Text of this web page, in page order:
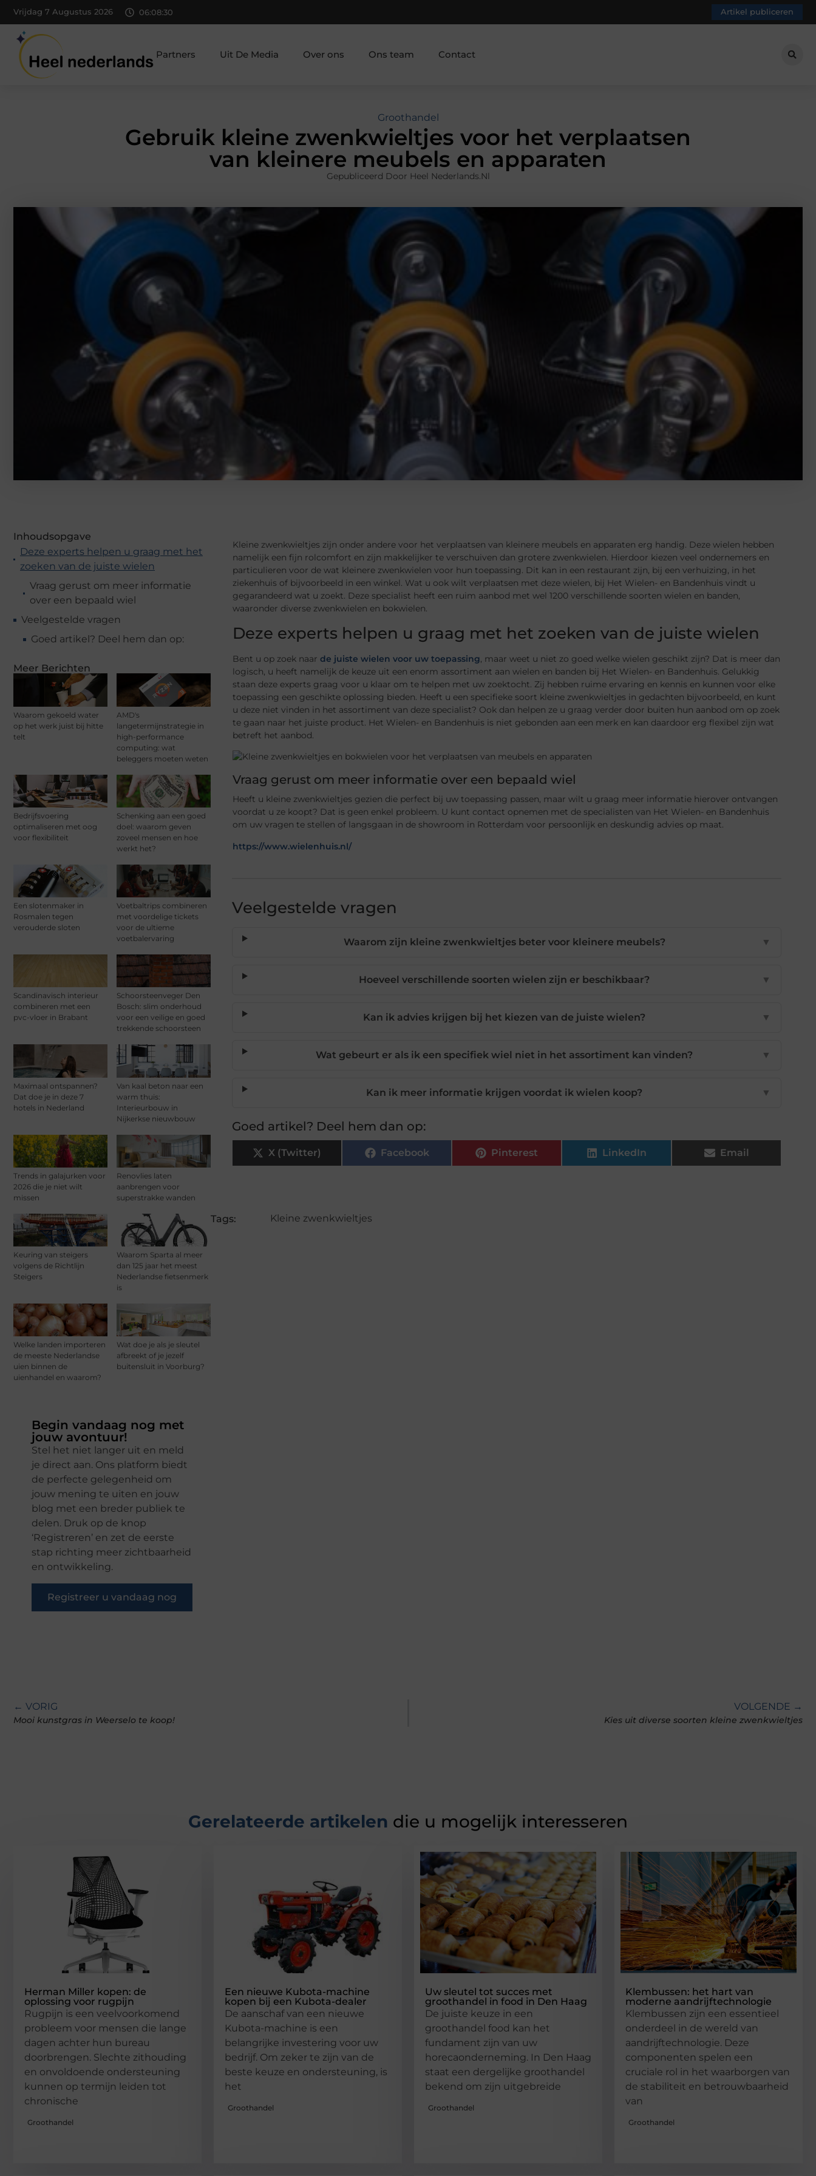
Vrijdag 7 Augustus 2026 06:08:31 Artikel publiceren
Partners Uit De Media Over ons Ons team Contact
Groothandel
Gebruik kleine zwenkwieltjes voor het verplaatsen
van kleinere meubels en apparaten
Gepubliceerd Door Heel Nederlands.nl
Inhoudsopgave
Deze experts helpen u graag met het
zoeken van de juiste wielen
Vraag gerust om meer informatie
over een bepaald wiel
Veelgestelde vragen
Goed artikel? Deel hem dan op:
Meer Berichten
Waarom gekoeld water
op het werk juist bij hitte
telt
AMD's
langetermijnstrategie in
high-performance
computing: wat
beleggers moeten weten
Bedrijfsvoering
optimaliseren met oog
voor flexibiliteit
Schenking aan een goed
doel: waarom geven
zoveel mensen en hoe
werkt het?
Een slotenmaker in
Rosmalen tegen
verouderde sloten
Voetbaltrips combineren
met voordelige tickets
voor de ultieme
voetbalervaring
Scandinavisch interieur
combineren met een
pvc-vloer in Brabant
Schoorsteenveger Den
Bosch: slim onderhoud
voor een veilige en goed
trekkende schoorsteen
Maximaal ontspannen?
Dat doe je in deze 7
hotels in Nederland
Van kaal beton naar een
warm thuis:
Interieurbouw in
Nijkerkse nieuwbouw
Trends in galajurken voor
2026 die je niet wilt
missen
Renovlies laten
aanbrengen voor
superstrakke wanden
Keuring van steigers
volgens de Richtlijn
Steigers
Waarom Sparta al meer
dan 125 jaar het meest
Nederlandse fietsenmerk
is
Welke landen importeren
de meeste Nederlandse
uien binnen de
uienhandel en waarom?
Wat doe je als je sleutel
afbreekt of je jezelf
buitensluit in Voorburg?
Begin vandaag nog met
jouw avontuur!
Stel het niet langer uit en meld
je direct aan. Ons platform biedt
de perfecte gelegenheid om
jouw mening te uiten en jouw
blog met een breder publiek te
delen. Druk op de knop
‘Registreren’ en zet de eerste
stap richting meer zichtbaarheid
en ontwikkeling.
Registreer u vandaag nog
Kleine zwenkwieltjes zijn onder andere voor het verplaatsen van kleinere meubels en apparaten erg handig. Deze wielen hebben
namelijk een fijn rolcomfort en zijn makkelijker te verschuiven dan grotere zwenkwielen. Hierdoor kiezen veel ondernemers en
particulieren voor de wat kleinere zwenkwielen voor hun toepassing. Dit kan in een restaurant zijn, bij een verhuizing, in het
ziekenhuis of bijvoorbeeld in een winkel. Wat u ook wilt verplaatsen met deze wielen, bij Het Wielen- en Bandenhuis vindt u
gegarandeerd wat u zoekt. Deze specialist heeft een ruim aanbod met wel 1200 verschillende soorten wielen en banden,
waaronder diverse zwenkwielen en bokwielen.
Deze experts helpen u graag met het zoeken van de juiste wielen
Bent u op zoek naar de juiste wielen voor uw toepassing, maar weet u niet zo goed welke wielen geschikt zijn? Dat is meer dan
logisch, u heeft namelijk de keuze uit een enorm assortiment aan wielen en banden bij Het Wielen- en Bandenhuis. Gelukkig
staan deze experts graag voor u klaar om te helpen met uw zoektocht. Zij hebben ruime ervaring en kennis en kunnen voor elke
toepassing een geschikte oplossing bieden. Heeft u een specifieke soort kleine zwenkwieltjes in gedachten bijvoorbeeld, en kunt
u deze niet vinden in het assortiment van deze specialist? Ook dan helpen ze u graag verder door buiten hun aanbod om op zoek
te gaan naar het juiste product. Het Wielen- en Bandenhuis is niet gebonden aan een merk en kan daardoor erg flexibel zijn wat
betreft het aanbod.
Vraag gerust om meer informatie over een bepaald wiel
Heeft u kleine zwenkwieltjes gezien die perfect bij uw toepassing passen, maar wilt u graag meer informatie hierover ontvangen
voordat u ze koopt? Dat is geen enkel probleem. U kunt contact opnemen met de specialisten van Het Wielen- en Bandenhuis
om uw vragen te stellen of langsgaan in de showroom in Rotterdam voor persoonlijk en deskundig advies op maat.
https://www.wielenhuis.nl/
Veelgestelde vragen
Waarom zijn kleine zwenkwieltjes beter voor kleinere meubels? ▼
Hoeveel verschillende soorten wielen zijn er beschikbaar? ▼
Kan ik advies krijgen bij het kiezen van de juiste wielen? ▼
Wat gebeurt er als ik een specifiek wiel niet in het assortiment kan vinden? ▼
Kan ik meer informatie krijgen voordat ik wielen koop? ▼
Goed artikel? Deel hem dan op:
X (Twitter) Facebook Pinterest LinkedIn Email
Tags: Kleine zwenkwieltjes
← VORIG
Mooi kunstgras in Weerselo te koop!
VOLGENDE →
Kies uit diverse soorten kleine zwenkwieltjes
Gerelateerde artikelen die u mogelijk interesseren
Herman Miller kopen: de
oplossing voor rugpijn
Rugpijn is een veelvoorkomend
probleem voor mensen die lange
dagen achter hun bureau
doorbrengen. Slechte zithouding
en onvoldoende ondersteuning
kunnen op termijn leiden tot
chronische
Groothandel
Een nieuwe Kubota-machine
kopen bij een Kubota-dealer
De aanschaf van een nieuwe
Kubota-machine is een
belangrijke investering voor uw
bedrijf. Om zeker te zijn van de
beste keuze en ondersteuning, is
het
Groothandel
Uw sleutel tot succes met
groothandel in food in Den Haag
De juiste keuze in een
groothandel food kan het
fundament zijn van uw
horecaonderneming. In Den Haag
staat een dergelijke groothandel
bekend om zijn uitgebreide
Groothandel
Klembussen: het hart van
moderne aandrijftechnologie
Klembussen zijn een essentieel
onderdeel in de wereld van
aandrijftechnologie. Deze
componenten spelen een
cruciale rol in het waarborgen van
de stabiliteit en betrouwbaarheid
van
Groothandel